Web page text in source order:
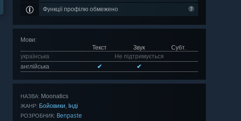
Функції профілю обмежено
Мови:
Текст
Звук
Субт.
українська
Не підтримується
англійська
✔ ✔
НАЗВА: Moonatics
ЖАНР: Бойовики, Інді
РОЗРОБНИК: Benpaste